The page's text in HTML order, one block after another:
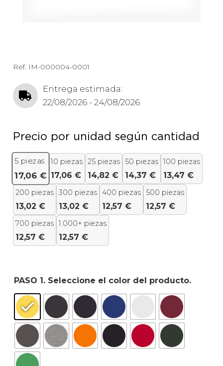
Ref. IM-000004-0001
Entrega estimada:
22/08/2026 - 24/08/2026
Precio por unidad según cantidad
5 piezas
17,06 €
10 piezas
17,06 €
25 piezas
14,82 €
50 piezas
14,37 €
100 piezas
13,47 €
200 piezas
13,02 €
300 piezas
13,02 €
400 piezas
12,57 €
500 piezas
12,57 €
700 piezas
12,57 €
1.000+ piezas
12,57 €
PASO 1. Seleccione el color del producto.